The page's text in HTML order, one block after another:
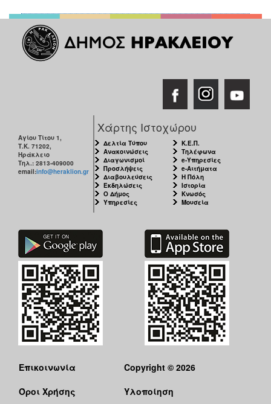
Ισότητα
των
Φύλων
Υγεία
ΕΠΙΚΑΙΡΟΤΗΤΑ
ΕΠΙΣΚΕΠΤΗΣ
Αγίου Τίτου 1,
Τ.Κ. 71202,
Ηράκλειο
Τηλ.: 2813-409000
email:info@heraklion.gr
Χάρτης Ιστοχώρου
Δελτία Τύπου
Ανακοινώσεις
Διαγωνισμοί
Προσλήψεις
Διαβουλεύσεις
Εκδηλώσεις
Ο Δήμος
Υπηρεσίες
Κ.Ε.Π.
Τηλέφωνα
e-Υπηρεσίες
e-Αιτήματα
Η Πόλη
Ιστορία
Κνωσός
Μουσεία
Επικοινωνία
Όροι Χρήσης
Copyright © 2026
Υλοποίηση